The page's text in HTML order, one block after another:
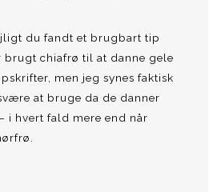
du fandt et brugbart tip
brugt chiafrø til at danne gele
men jeg synes faktisk
at bruge da de danner
i hvert fald mere end når